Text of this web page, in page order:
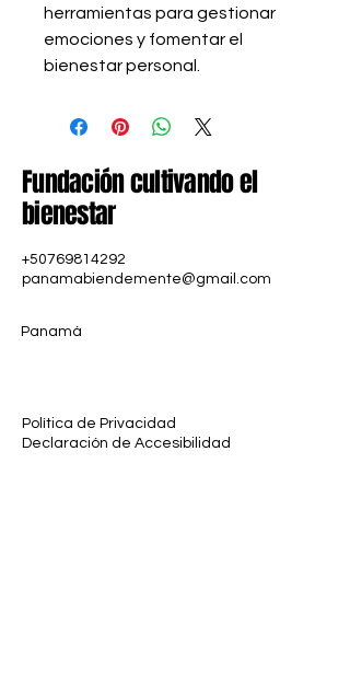
herramientas para gestionar
emociones y fomentar el
bienestar personal.
Fundación cultivando el
bienestar
+50769814292
panamabiendemente@gmail.com
Panamá
Política de Privacidad
Declaración de Accesibilidad